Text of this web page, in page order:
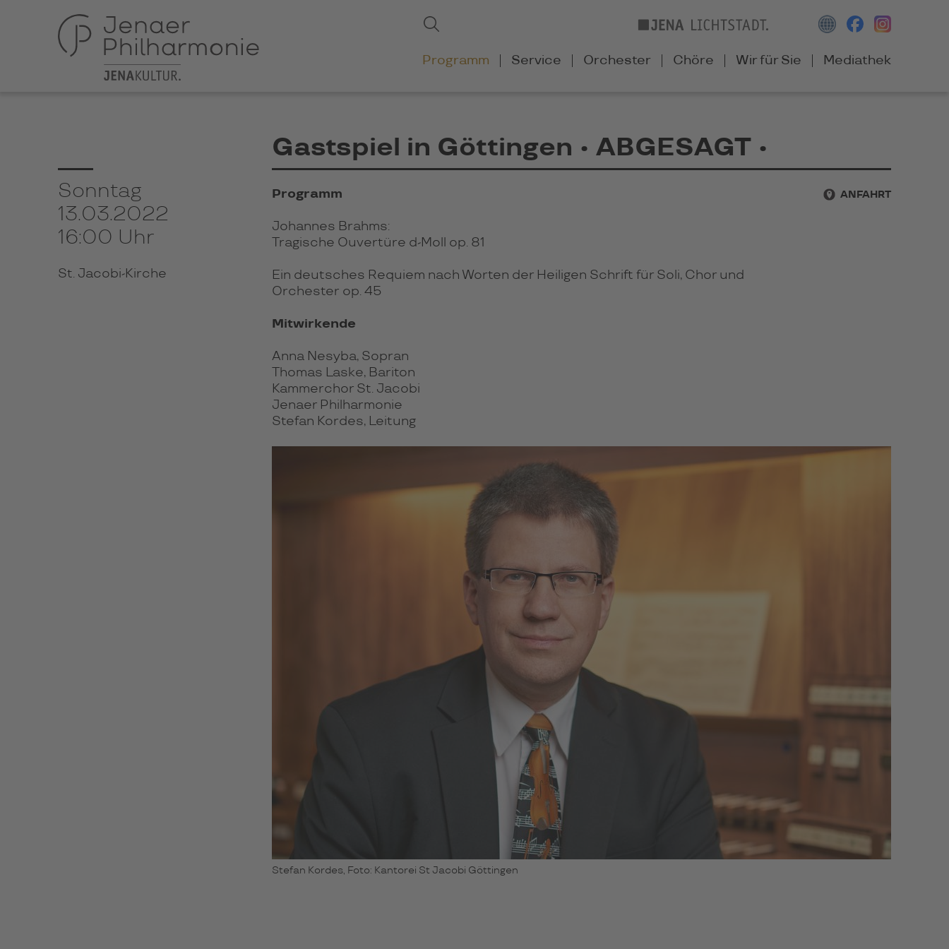
Suchbegriffe
Navigation
Programm Service Orchester Chöre Wir für Sie Mediathek
Sonntag
13.03.2022
16:00 Uhr
St. Jacobi-Kirche
Gastspiel in Göttingen • ABGESAGT •
ANFAHRT
Programm
Johannes Brahms:
Tragische Ouvertüre d-Moll op. 81
Ein deutsches Requiem nach Worten der Heiligen Schrift für Soli, Chor und
Orchester op. 45
Mitwirkende
Anna Nesyba, Sopran
Thomas Laske, Bariton
Kammerchor St. Jacobi
Jenaer Philharmonie
Stefan Kordes, Leitung
Stefan Kordes, Foto: Kantorei St Jacobi Göttingen